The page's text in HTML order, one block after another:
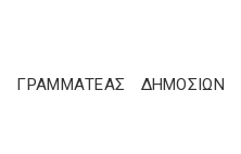
ΓΡΑΜΜΑΤΕΑΣ ΔΗΜΟΣΙΩΝ